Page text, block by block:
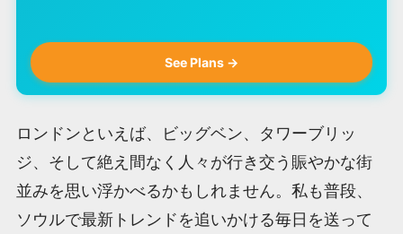
See Plans →
ロンドンといえば、ビッグベン、タワーブリッ
ジ、そして絶え間なく人々が行き交う賑やかな街
並みを思い浮かべるかもしれません。私も普段、
ソウルで最新トレンドを追いかける毎日を送って